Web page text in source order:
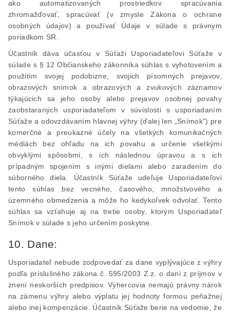
ako automatizovaných prostriedkov spracúvania
zhromažďovať, spracúvať (v zmysle Zákona o ochrane
osobných údajov) a používať Údaje v súlade s právnym
poriadkom SR.
Účastník dáva účasťou v Súťaži Usporiadateľovi Súťaže v
súlade s § 12 Občianskeho zákonníka súhlas s vyhotovením a
použitím svojej podobizne, svojich písomných prejavov,
obrazových snímok a obrazových a zvukových záznamov
týkajúcich sa jeho osoby alebo prejavov osobnej povahy
zaobstaraných usporiadateľom v súvislosti s usporiadaním
Súťaže a odovzdávaním hlavnej výhry (ďalej len „Snímok") pre
komerčné a preukazné účely na všetkých komunikačných
médiách bez ohľadu na ich povahu a určenie všetkými
obvyklými spôsobmi, s ich následnou úpravou a s ich
prípadným spojením s inými dielami alebo zaradením do
súborného diela. Účastník Súťaže udeľuje Usporiadateľovi
tento súhlas bez vecného, časového, množstvového a
územného obmedzenia a môže ho kedykoľvek odvolať. Tento
súhlas sa vzťahuje aj na tretie osoby, ktorým Usporiadateľ
Snímok v súlade s jeho určením poskytne.
10. Dane:
Usporiadateľ nebude zodpovedať za dane vyplývajúce z výhry
podľa príslušného zákona č. 595/2003 Z.z. o dani z príjmov v
znení neskorších predpisov. Výhercovia nemajú právny nárok
na zámenu výhry alebo výplatu jej hodnoty formou peňažnej
alebo inej kompenzácie. Účastník Súťaže berie na vedomie, že